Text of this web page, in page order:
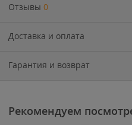
Отзывы 0
Доставка и оплата
Гарантия и возврат
Рекомендуем